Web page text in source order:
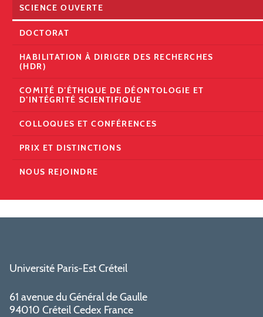
SCIENCE OUVERTE
DOCTORAT
HABILITATION À DIRIGER DES RECHERCHES
(HDR)
COMITÉ D’ÉTHIQUE DE DÉONTOLOGIE ET
D’INTÉGRITÉ SCIENTIFIQUE
COLLOQUES ET CONFÉRENCES
PRIX ET DISTINCTIONS
NOUS REJOINDRE
Université Paris-Est Créteil
61 avenue du Général de Gaulle
94010 Créteil Cedex France